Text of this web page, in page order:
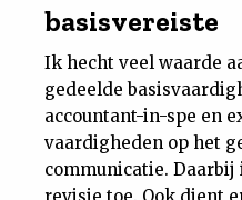
basisvereiste
Ik hecht veel waarde
gedeelde
accountant-in-spe en
vaardigheden op het
communicatie.